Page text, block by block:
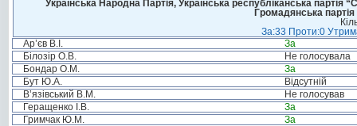
Українська Народна Партія, Українська республіканська
Громадянська
За:33 Проти:0
Ар’єв В.І.
За
Білозір О.В.
Не голосувала
Бондар О.М.
За
Бут Ю.А.
Відсутній
В’язівський В.М.
Не голосував
Геращенко І.В.
За
Гримчак Ю.М.
За